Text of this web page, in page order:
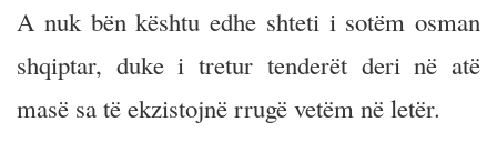
A nuk bën kështu edhe shteti i sotëm osman
shqiptar, duke i tretur tenderët deri në atë
masë sa të ekzistojnë rrugë vetëm në letër.